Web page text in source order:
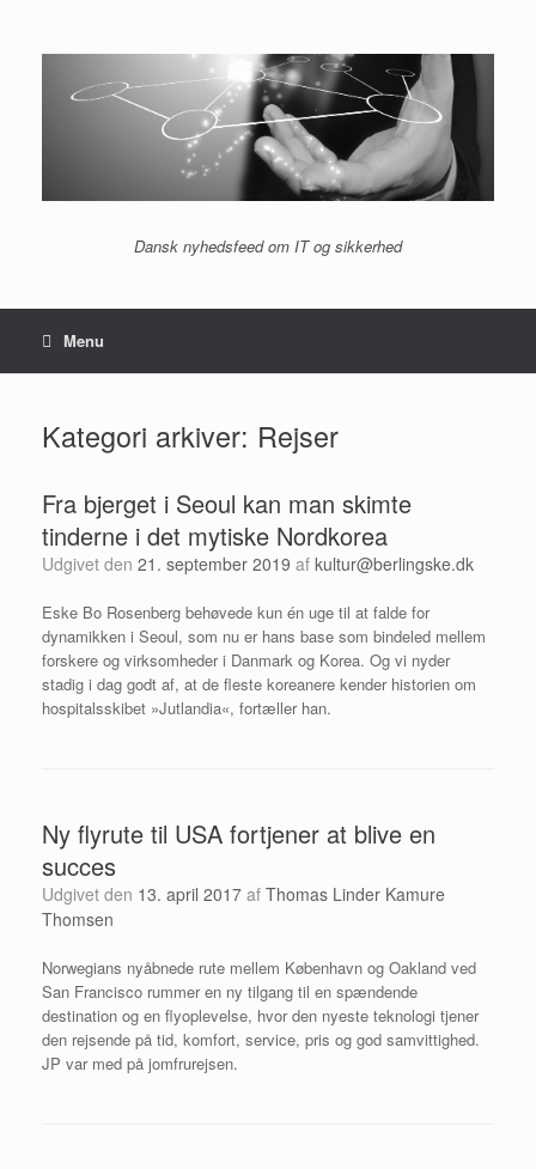
indhold
Dansk nyhedsfeed om IT og sikkerhed
Menu
Kategori arkiver: Rejser
Fra bjerget i Seoul kan man skimte
tinderne i det mytiske Nordkorea
Udgivet den 21. september 2019 af kultur@berlingske.dk
Eske Bo Rosenberg behøvede kun én uge til at falde for
dynamikken i Seoul, som nu er hans base som bindeled mellem
forskere og virksomheder i Danmark og Korea. Og vi nyder
stadig i dag godt af, at de fleste koreanere kender historien om
hospitalsskibet »Jutlandia«, fortæller han.
Ny flyrute til USA fortjener at blive en
succes
Udgivet den 13. april 2017 af Thomas Linder Kamure
Thomsen
Norwegians nyåbnede rute mellem København og Oakland ved
San Francisco rummer en ny tilgang til en spændende
destination og en flyoplevelse, hvor den nyeste teknologi tjener
den rejsende på tid, komfort, service, pris og god samvittighed.
JP var med på jomfrurejsen.